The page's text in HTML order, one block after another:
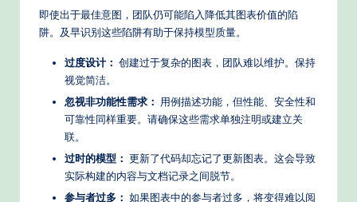
即使出于最佳意图，团队仍可能陷入降低其图表价值的陷
阱。及早识别这些陷阱有助于保持模型质量。
过度设计： 创建过于复杂的图表，团队难以维护。保持
视觉简洁。
忽视非功能性需求： 用例描述功能，但性能、安全性和
可靠性同样重要。请确保这些需求单独注明或建立关
联。
过时的模型： 更新了代码却忘记了更新图表。这会导致
实际构建的内容与文档记录之间脱节。
参与者过多： 如果图表中的参与者过多，将变得难以阅